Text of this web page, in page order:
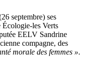
septembre) ses
Écologie-les Verts
EELV Sandrine
compagne, des
morale des femmes ».